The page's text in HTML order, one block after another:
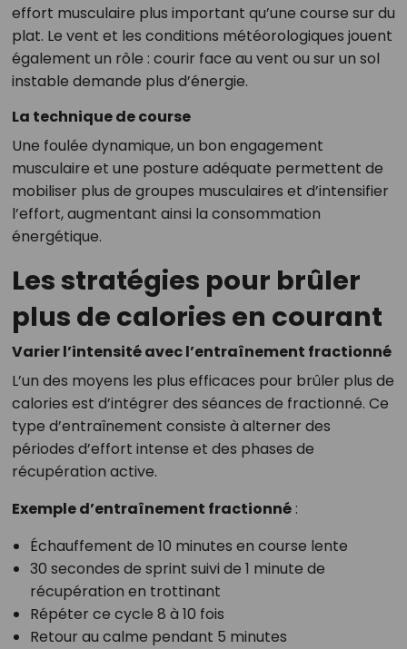
effort musculaire plus important qu’une course sur du
plat. Le vent et les conditions météorologiques jouent
également un rôle : courir face au vent ou sur un sol
instable demande plus d’énergie.
La technique de course
Une foulée dynamique, un bon engagement
musculaire et une posture adéquate permettent de
mobiliser plus de groupes musculaires et d’intensifier
l’effort, augmentant ainsi la consommation
énergétique.
Les stratégies pour brûler
plus de calories en courant
Varier l’intensité avec l’entraînement fractionné
L’un des moyens les plus efficaces pour brûler plus de
calories est d’intégrer des séances de fractionné. Ce
type d’entraînement consiste à alterner des
périodes d’effort intense et des phases de
récupération active.
Exemple d’entraînement fractionné:
Échauffement de 10 minutes en course lente
30 secondes de sprint suivi de 1 minute de
récupération en trottinant
Répéter ce cycle 8 à 10 fois
Retour au calme pendant 5 minutes